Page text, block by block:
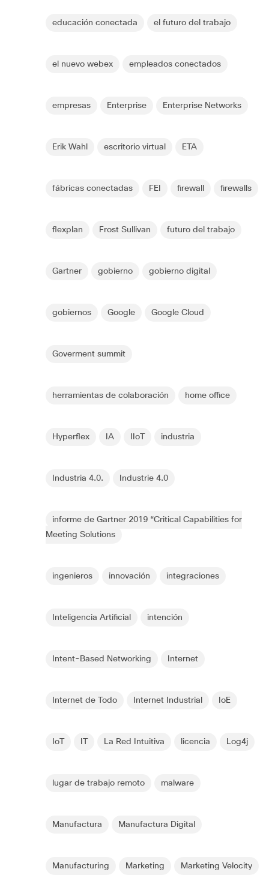
educación conectada el futuro del trabajo
el nuevo webex empleados conectados
empresas Enterprise Enterprise Networks
Erik Wahl escritorio virtual ETA
fábricas conectadas FEI firewall firewalls
flexplan Frost Sullivan futuro del trabajo
Gartner gobierno gobierno digital
gobiernos Google Google Cloud
Goverment summit
herramientas de colaboración home office
Hyperflex IA IIoT industria
Industria 4.0. Industrie 4.0
informe de Gartner 2019 “Critical Capabilities for
Meeting Solutions
ingenieros innovación integraciones
Inteligencia Artificial intención
Intent-Based Networking Internet
Internet de Todo Internet Industrial IoE
IoT IT La Red Intuitiva licencia Log4j
lugar de trabajo remoto malware
Manufactura Manufactura Digital
Manufacturing Marketing Marketing Velocity